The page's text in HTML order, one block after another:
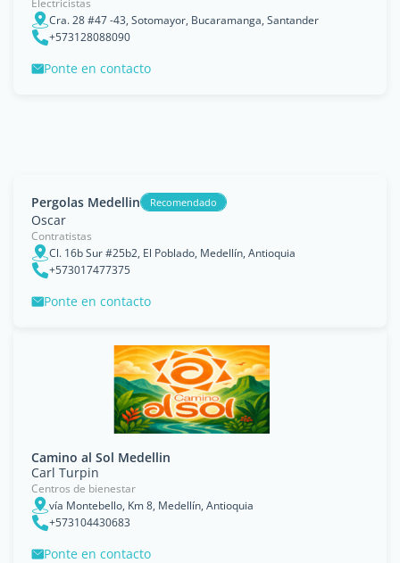
Electricistas
Cra. 28 #47 -43, Sotomayor, Bucaramanga, Santander
+573128088090
Ponte en contacto
Pergolas Medellin Recomendado
Oscar
Contratistas
Cl. 16b Sur #25b2, El Poblado, Medellín, Antioquia
+573017477375
Ponte en contacto
Camino al Sol Medellin
Carl Turpin
Centros de bienestar
vía Montebello, Km 8, Medellín, Antioquia
+573104430683
Ponte en contacto